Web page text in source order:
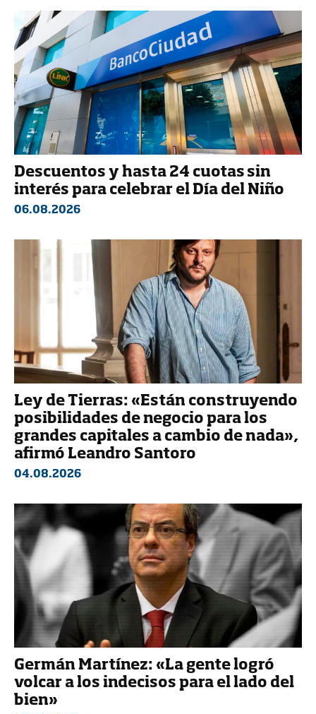
Descuentos y hasta 24 cuotas sin
interés para celebrar el Día del Niño
06.08.2026
Ley de Tierras: «Están construyendo
posibilidades de negocio para los
grandes capitales a cambio de nada»,
afirmó Leandro Santoro
04.08.2026
Germán Martínez: «La gente logró
volcar a los indecisos para el lado del
bien»